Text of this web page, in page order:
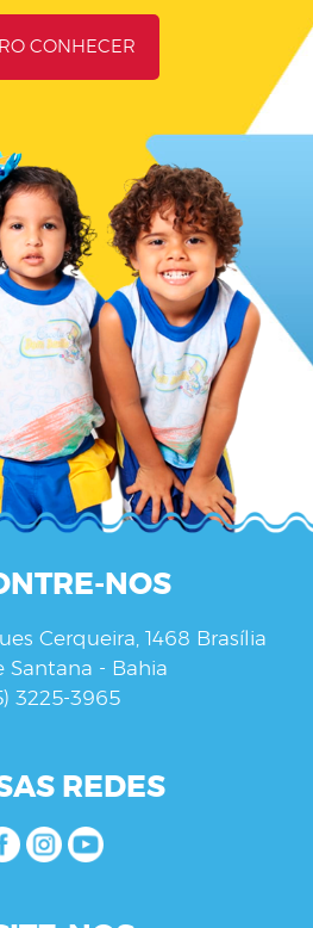
CONHECER
NOS
Cerqueira, 1468 Brasília
Santana - Bahia
3225-3965
REDES